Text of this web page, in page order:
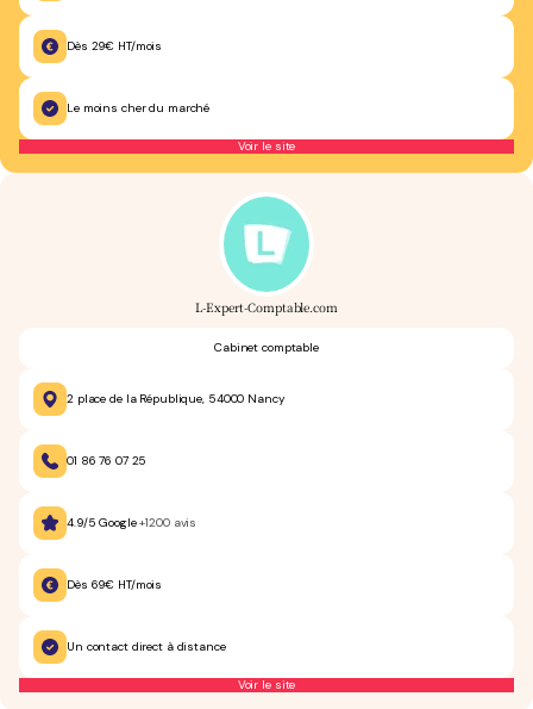
Dès 29€ HT/mois
Le moins cher du marché
Voir le site
L-Expert-Comptable.com
Cabinet comptable
2 place de la République, 54000 Nancy
01 86 76 07 25
4.9/5 Google+1200 avis
Dès 69€ HT/mois
Un contact direct à distance
Voir le site